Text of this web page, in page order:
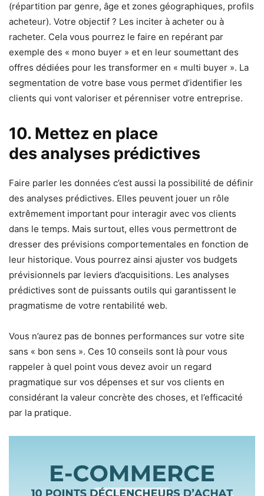
(répartition par genre, âge et zones géographiques, profils
acheteur). Votre objectif ? Les inciter à acheter ou à
racheter. Cela vous pourrez le faire en repérant par
exemple des « mono buyer » et en leur soumettant des
offres dédiées pour les transformer en « multi buyer ». La
segmentation de votre base vous permet d’identifier les
clients qui vont valoriser et pérenniser votre entreprise.
10. Mettez en place
des analyses prédictives
Faire parler les données c’est aussi la possibilité de définir
des analyses prédictives. Elles peuvent jouer un rôle
extrêmement important pour interagir avec vos clients
dans le temps. Mais surtout, elles vous permettront de
dresser des prévisions comportementales en fonction de
leur historique. Vous pourrez ainsi ajuster vos budgets
prévisionnels par leviers d’acquisitions. Les analyses
prédictives sont de puissants outils qui garantissent le
pragmatisme de votre rentabilité web.
Vous n’aurez pas de bonnes performances sur votre site
sans « bon sens ». Ces 10 conseils sont là pour vous
rappeler à quel point vous devez avoir un regard
pragmatique sur vos dépenses et sur vos clients en
considérant la valeur concrète des choses, et l’efficacité
par la pratique.